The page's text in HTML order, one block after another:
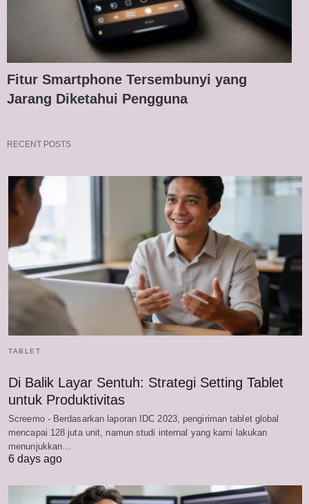
Fitur Smartphone Tersembunyi yang
Jarang Diketahui Pengguna
RECENT POSTS
TABLET
Di Balik Layar Sentuh: Strategi Setting Tablet
untuk Produktivitas
Screemo - Berdasarkan laporan IDC 2023, pengiriman tablet global
mencapai 128 juta unit, namun studi internal yang kami lakukan
menunjukkan…
6 days ago